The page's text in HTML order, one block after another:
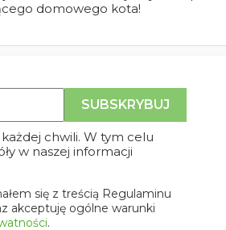
domowego kota!
chwili. W tym celu
w naszej informacji
się z treścią Regulaminu
akceptuję ogólne warunki
.